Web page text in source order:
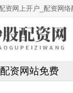
资网上开户_配资网络
配资网站免费